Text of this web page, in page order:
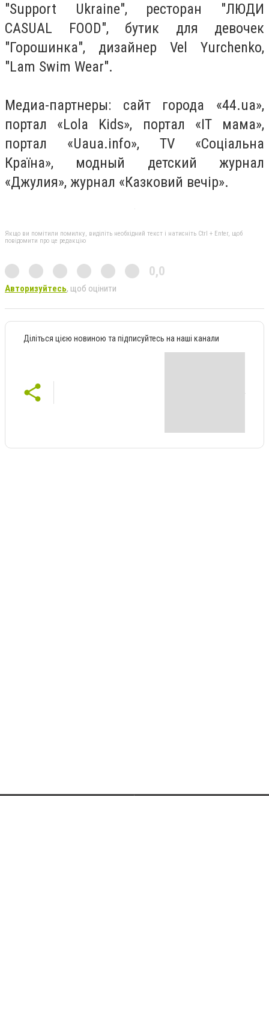
"Support Ukraine", ресторан "ЛЮДИ
CASUAL FOOD", бутик для девочек
"Горошинка", дизайнер Vel Yurchenko,
"Lam Swim Wear".
Медиа-партнеры: сайт города «44.ua»,
портал «Lola Kids», портал «IT мама»,
портал «Uaua.info», ТV «Соціальна
Країна», модный детский журнал
«Джулия», журнал «Казковий вечір».
Якщо ви помітили помилку, виділіть необхідний текст і натисніть Ctrl + Enter, щоб
повідомити про це редакцію
0,0
Авторизуйтесь, щоб оцінити
Діліться цією новиною та підписуйтесь на наші канали